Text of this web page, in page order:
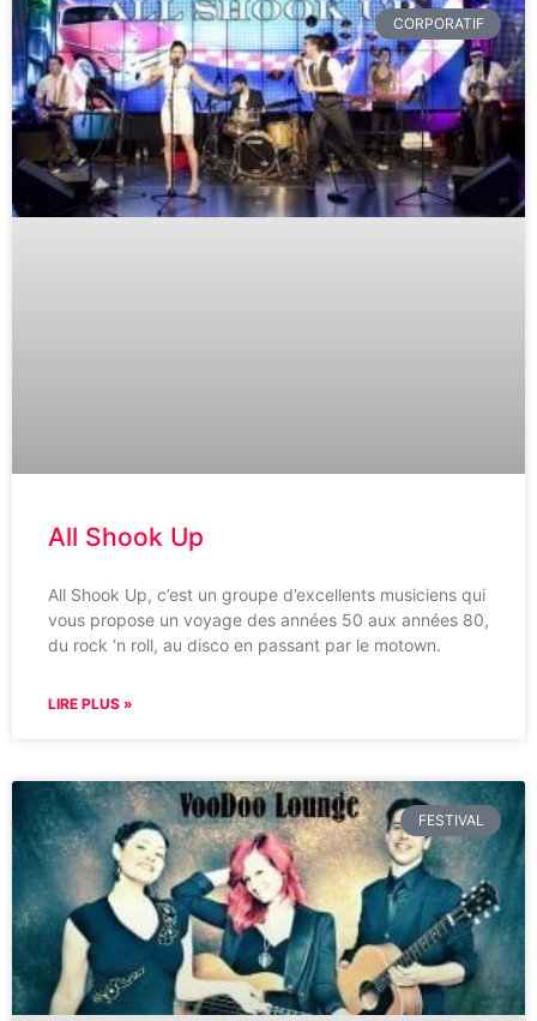
CORPORATIF
All Shook Up
All Shook Up, c’est un groupe d’excellents musiciens qui
vous propose un voyage des années 50 aux années 80,
du rock ‘n roll, au disco en passant par le motown.
LIRE PLUS »
FESTIVAL